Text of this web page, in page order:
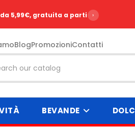
5,99€, gratuita a partire da 99€
›
BlogPromozioniContatti
BEVANDE